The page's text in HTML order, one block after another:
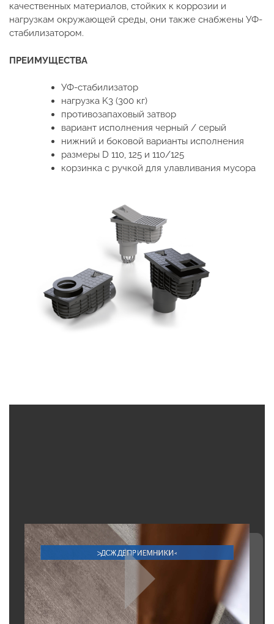
качественных материалов, стойких к коррозии и
нагрузкам окружающей среды, они также снабжены УФ-
стабилизатором.
ПРЕИМУЩЕСТВА
УФ-стабилизатор
нагрузка K3 (300 кг)
противозапаховый затвор
вариант исполнения черный / серый
нижний и боковой варианты исполнения
размеры D 110, 125 и 110/125
корзинка с ручкой для улавливания мусора